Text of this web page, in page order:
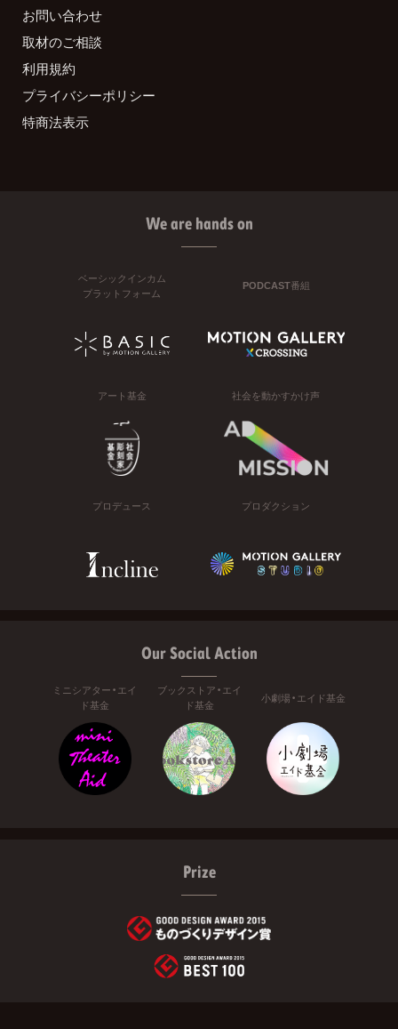
お問い合わせ
取材のご相談
利用規約
プライバシーポリシー
特商法表示
We are hands on
ベーシックインカム
プラットフォーム
PODCAST番組
アート基金 社会を動かすかけ声
プロデュース プロダクション
Our Social Action
ミニシアター・エイ
ド基金
ブックストア・エイ
ド基金
小劇場・エイド基金
Prize